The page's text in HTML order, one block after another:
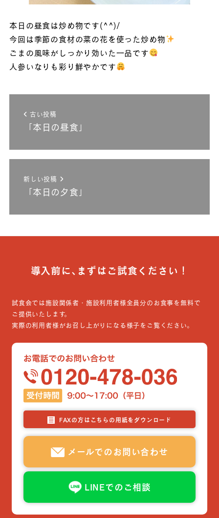
本日の昼食は炒め物です(^^)/
今回は季節の食材の菜の花を使った炒め物
ごまの風味がしっかり効いた一品です
人参いなりも彩り鮮やかです
古い投稿
「本日の昼食」
新しい投稿
「本日の夕食」
導入前に､まずはご試食ください！
試食会では施設関係者・施設利用者様全員分のお食事を無料で
ご提供いたします。
実際の利用者様がお召し上がりになる様子をご覧ください。
FAXの方はこちらの用紙をダウンロード
メールでのお問い合わせ
LINEでのご相談